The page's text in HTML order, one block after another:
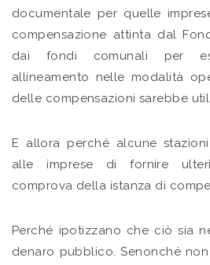
documentale per quelle
compensazione attinta dal
dai fondi comunali per
allineamento nelle modalità
delle compensazioni sarebbe
E allora perché alcune
alle imprese di fornire
comprova della istanza di
Perché ipotizzano che ciò sia
denaro pubblico. Senonché